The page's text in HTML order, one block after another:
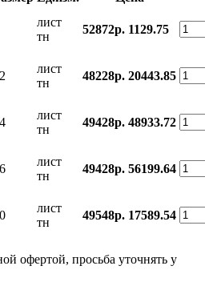
лист
тн
52872р. 1129.75
лист
тн
48228р. 20443.85
лист
тн
49428р. 48933.72
лист
тн
49428р. 56199.64
лист
тн
49548р. 17589.54
офертой, просьба уточнять у